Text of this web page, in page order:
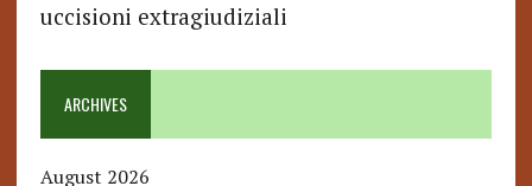
uccisioni extragiudiziali
ARCHIVES
August 2026